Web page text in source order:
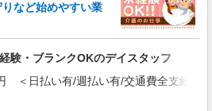
など
円〜2125円 ＜日払い有/週払い有/交
など始めやすい業
・ブランクOKのデイスタッフ
＜日払い有/週払い有/交通費全支給(ガ